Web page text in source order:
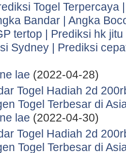
Togel Terpercaya
Bandar | Angka
tertop | Prediksi hk
Sydney | Prediksi
lae (2022-04-28)
Togel Hadiah 2d
Togel Terbesar di
lae (2022-04-30)
Togel Hadiah 2d
Togel Terbesar di